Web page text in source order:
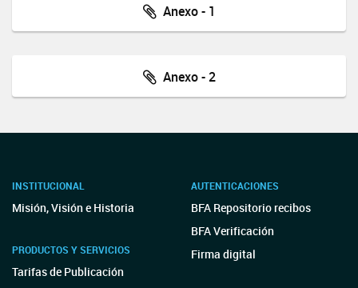
Anexo - 1
Anexo - 2
INSTITUCIONAL
Misión, Visión e Historia
PRODUCTOS Y SERVICIOS
Tarifas de Publicación
AUTENTICACIONES
BFA Repositorio recibos
BFA Verificación
Firma digital